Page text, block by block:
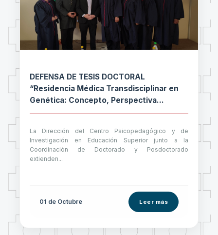
DEFENSA DE TESIS DOCTORAL
“Residencia Médica Transdisciplinar en
Genética: Concepto, Perspectiva
Formativa y Diseño Curricular”
La Dirección del Centro Psicopedagógico y de
Investigación en Educación Superior junto a la
Coordinación de Doctorado y Posdoctorado
extienden...
01 de Octubre Leer más